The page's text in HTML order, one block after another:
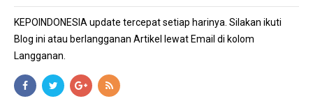
KEPOINDONESIA update tercepat setiap harinya. Silakan ikuti
Blog ini atau berlangganan Artikel lewat Email di kolom
Langganan.